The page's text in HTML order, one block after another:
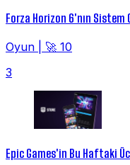
Forza Horizon 6'nın Sistem
Oyun
🚀 10
3
Epic Games'in Bu Haftaki